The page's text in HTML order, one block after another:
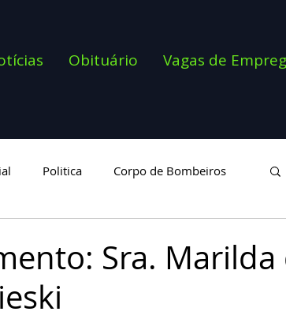
Obituário Vagas de
Politica Corpo de Bombeiros
Sra. Marilda